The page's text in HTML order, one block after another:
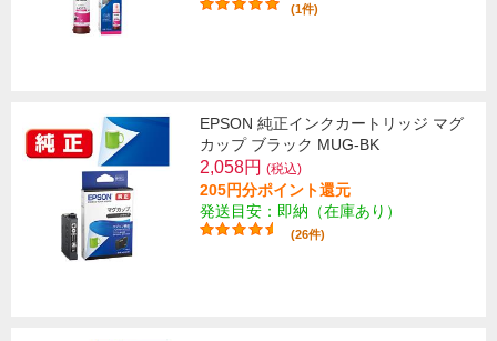
(1件)
EPSON 純正インクカートリッジ マグ
カップ ブラック MUG-BK
2,058円 (税込)
205円分ポイント還元
発送目安：即納（在庫あり）
(26件)